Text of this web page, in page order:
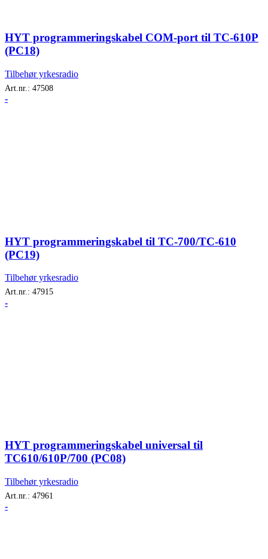
HYT programmeringskabel COM-port til TC-610P
(PC18)
Tilbehør yrkesradio
Art.nr.: 47508
-
HYT programmeringskabel til TC-700/TC-610
(PC19)
Tilbehør yrkesradio
Art.nr.: 47915
-
HYT programmeringskabel universal til
TC610/610P/700 (PC08)
Tilbehør yrkesradio
Art.nr.: 47961
-